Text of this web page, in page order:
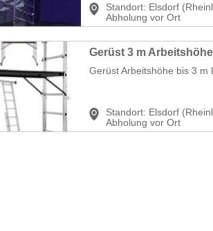
Standort: Elsdorf
Abholung vor Ort
Gerüst Arbeitshöhe bis 3 m
Standort: Elsdorf
Abholung vor Ort